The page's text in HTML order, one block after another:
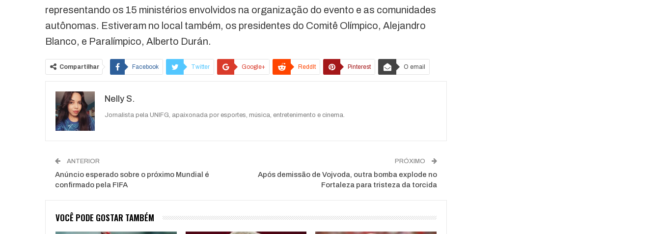
representando os 15 ministérios envolvidos na organização do evento e as comunidades
autônomas. Estiveram no local também, os presidentes do Comitê Olímpico, Alejandro
Blanco, e Paralímpico, Alberto Durán.
Compartilhar Facebook Twitter Google+ ReddIt Pinterest O email
Nelly S.
Jornalista pela UNIFG, apaixonada por esportes, música, entretenimento e cinema.
ANTERIOR
Anúncio esperado sobre o próximo Mundial é
confirmado pela FIFA
PRÓXIMO
Após demissão de Vojvoda, outra bomba explode no
Fortaleza para tristeza da torcida
VOCÊ PODE GOSTAR TAMBÉM